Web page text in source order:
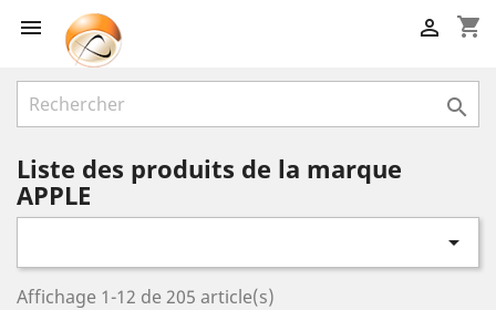
 shopping_cart


Liste des produits de la marque
APPLE

Affichage 1-12 de 205 article(s)